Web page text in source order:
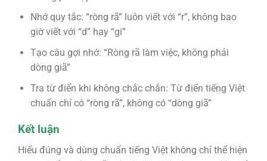
Nhớ quy tắc: “ròng rã” luôn viết với “r”, không bao
giờ viết với “d” hay “gi”
Tạo câu gợi nhớ: “Ròng rã làm việc, không phải
dòng giã”
Tra từ điển khi không chắc chắn: Từ điển tiếng Việt
chuẩn chỉ có “ròng rã”, không có “dòng giã”
Kết luận
Hiểu đúng và dùng chuẩn tiếng Việt không chỉ thể hiện